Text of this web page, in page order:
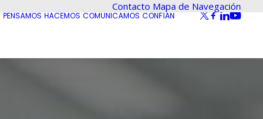
Contacto Mapa de Navegación
PENSAMOS HACEMOS COMUNICAMOS CONFÍAN